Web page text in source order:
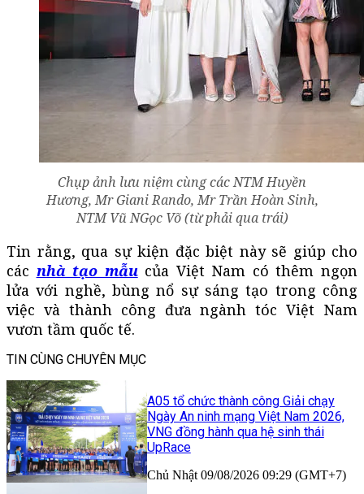
Chụp ảnh lưu niệm cùng các NTM Huyền
Hương, Mr Giani Rando, Mr Trần Hoàn Sinh,
NTM Vũ NGọc Võ (từ phải qua trái)
Tin rằng, qua sự kiện đặc biệt này sẽ giúp cho
các nhà tạo mẫucủa Việt Nam có thêm ngọn
lửa với nghề, bùng nổ sự sáng tạo trong công
việc và thành công đưa ngành tóc Việt Nam
vươn tầm quốc tế.
TIN CÙNG CHUYÊN MỤC
A05 tổ chức thành công Giải chạy
Ngày An ninh mạng Việt Nam 2026,
VNG đồng hành qua hệ sinh thái
UpRace
Chủ Nhật 09/08/2026 09:29 (GMT+7)